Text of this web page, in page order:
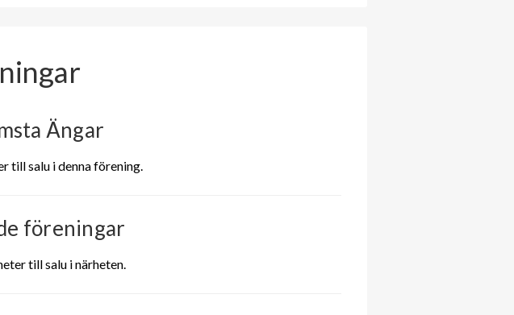
Ängar
till salu i denna förening.
föreningar
till salu i närheten.